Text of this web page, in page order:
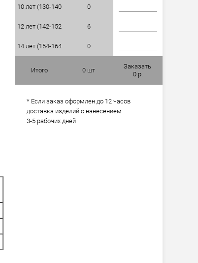
см)
10 лет (130-140
см)
0
12 лет (142-152
см)
6
14 лет (154-164 0
Итого 0 шт
Заказать
0 р.
* Если заказ оформлен до 12 часов
доставка изделий с нанесением
3-5 рабочих дней